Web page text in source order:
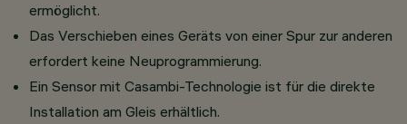
ermöglicht.
Das Verschieben eines Geräts von einer Spur zur anderen
erfordert keine Neuprogrammierung.
Ein Sensor mit Casambi-Technologie ist für die direkte
Installation am Gleis erhältlich.